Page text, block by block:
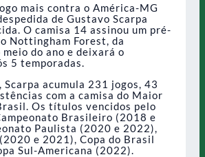
mais contra o América-MG
de Gustavo Scarpa
O camisa 14 assinou um pré-
Nottingham Forest, da
do ano e deixará o
5 temporadas.
acumula 231 jogos, 43
com a camisa do Maior
Os títulos vencidos pelo
Brasileiro (2018 e
Paulista (2020 e 2022),
e 2021), Copa do Brasil
Sul-Americana (2022).